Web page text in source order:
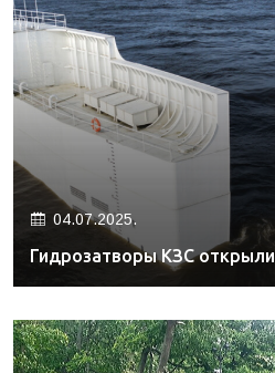
04.07.2025.
Гидрозатворы КЗС открыли